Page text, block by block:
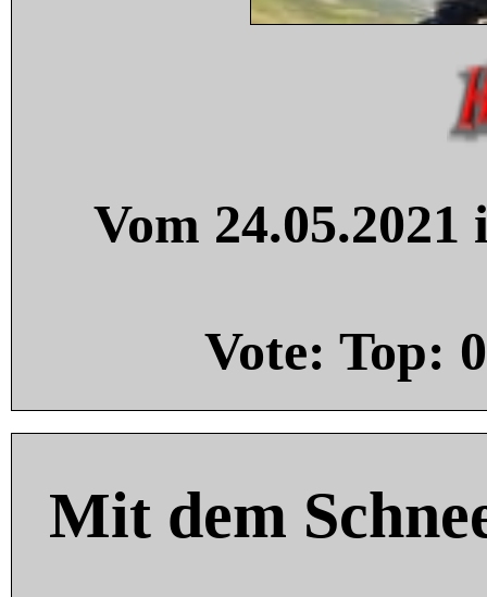
Vom
Vote: Top: 0
Mit dem